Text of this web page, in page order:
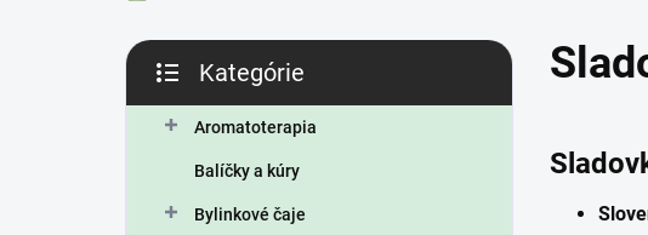
B
č
kategórie
Kategórie
Aromatoterapia
Balíčky a kúry
Bylinkové čaje